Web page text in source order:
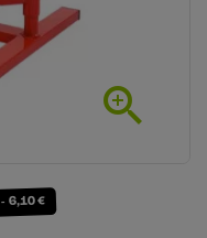

- 6,10 €